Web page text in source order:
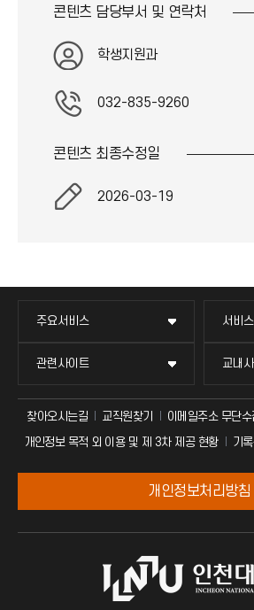
콘텐츠 담당부서 및 연락처
학생지원과
032-835-9260
콘텐츠 최종수정일
2026-03-19
주요서비스 서비
관련사이트 교내
찾아오시는길 교직원찾기 이메일주소 무단
개인정보 목적 외 이용 및 제 3차 제공 현황
기
개인정보처리방침